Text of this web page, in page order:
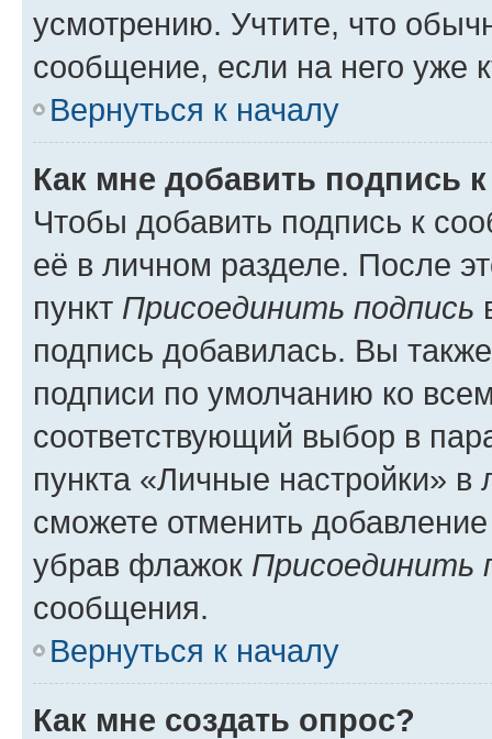
усмотрению. Учтите, что
сообщение, если на него уже
Вернуться к началу
Как мне добавить подпись
Чтобы добавить подпись к
её в личном разделе. После
пункт Присоединить подпись
подпись добавилась. Вы
подписи по умолчанию ко
соответствующий выбор в
пункта «Личные настройки»
сможете отменить
убрав флажок Присоединить
сообщения.
Вернуться к началу
Как мне создать опрос?